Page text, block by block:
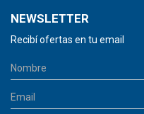
NEWSLETTER
Recibí ofertas en tu email